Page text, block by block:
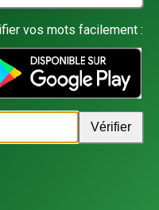
vos mots facilement :